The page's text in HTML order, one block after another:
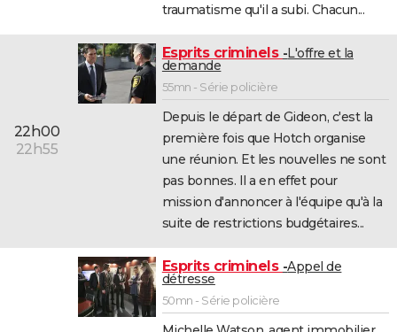
traumatisme qu'il a subi. Chacun...
22h00
22h55
Esprits criminels L'offre et la
demande
55mn - Série policière
Depuis le départ de Gideon, c'est la
première fois que Hotch organise
une réunion. Et les nouvelles ne sont
pas bonnes. Il a en effet pour
mission d'annoncer à l'équipe qu'à la
suite de restrictions budgétaires...
Esprits criminels Appel de
détresse
50mn - Série policière